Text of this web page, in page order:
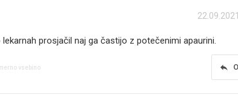
prosjačil naj ga častijo z potečenimi apaurini.
reply
vsebino